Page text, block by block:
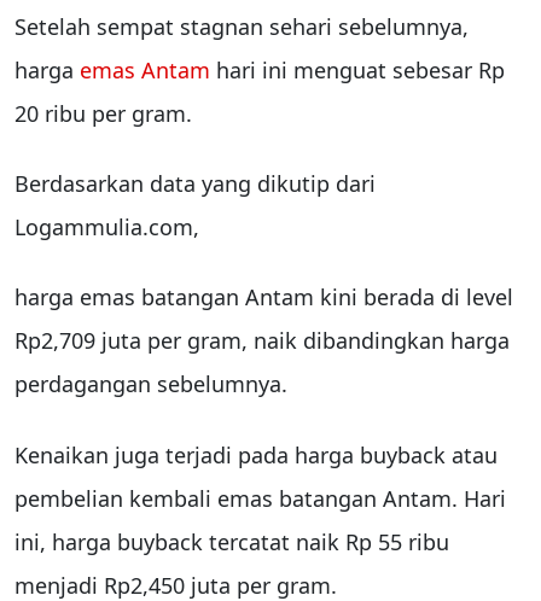
Setelah sempat stagnan sehari sebelumnya,
harga emas Antam hari ini menguat sebesar Rp
20 ribu per gram.
Berdasarkan data yang dikutip dari
Logammulia.com,
harga emas batangan Antam kini berada di level
Rp2,709 juta per gram, naik dibandingkan harga
perdagangan sebelumnya.
Kenaikan juga terjadi pada harga buyback atau
pembelian kembali emas batangan Antam. Hari
ini, harga buyback tercatat naik Rp 55 ribu
menjadi Rp2,450 juta per gram.